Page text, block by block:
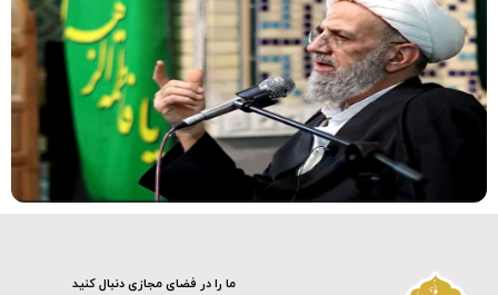
ما را در فضای مجازی دنبال کنید